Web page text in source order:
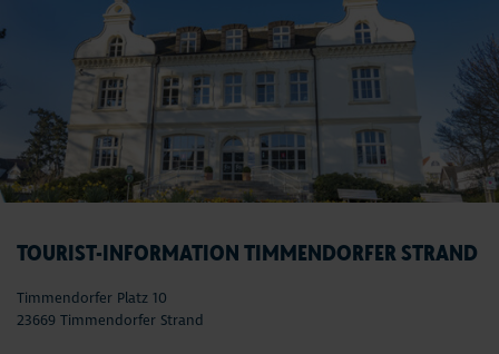
TOURIST-INFORMATION TIMMENDORFER STRAND
Timmendorfer Platz 10
23669 Timmendorfer Strand